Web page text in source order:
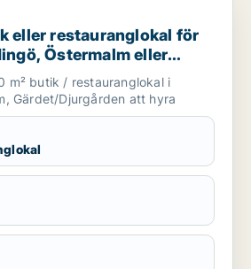
restauranglokal för uthyrning i
eller restauranglokal för
Östermalm eller
m² butik / restauranglokal i
Gärdet/Djurgården att hyra